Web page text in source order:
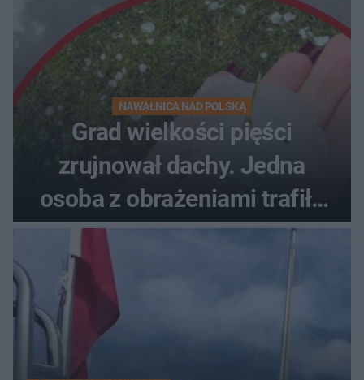
NAWAŁNICA NAD POLSKĄ
Grad wielkości pięści
zrujnował dachy. Jedna
osoba z obrażeniami trafiła
do szpitala